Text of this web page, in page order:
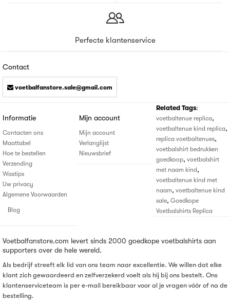
Perfecte klantenservice
Contact
voetbalfanstore.sale@gmail.com
Informatie
Contacten ons
Maattabel
Hoe te bestellen
Verzending
Wastips
Uw privacy
Algemene Voorwaarden
Blog
Mijn account
Mijn account
Verlanglijst
Nieuwsbrief
Related Tags:
voetbaltenue replica,
voetbaltenue kind replica,
replica voetbaltenues,
voetbalshirt bedrukken
goedkoop, voetbalshirt
met naam kind,
voetbaltenue kind met
naam, voetbaltenue kind
sale, Goedkope
Voetbalshirts Replica
Voetbalfanstore.com levert sinds 2000 goedkope voetbalshirts aan
supporters over de hele wereld.
Als bedrijf streeft elk lid van ons team naar excellentie. We willen dat elke
klant zich gewaardeerd en zelfverzekerd voelt als hij bij ons bestelt. Ons
klantenserviceteam is per e-mail bereikbaar voor al je vragen vóór of na de
bestelling.